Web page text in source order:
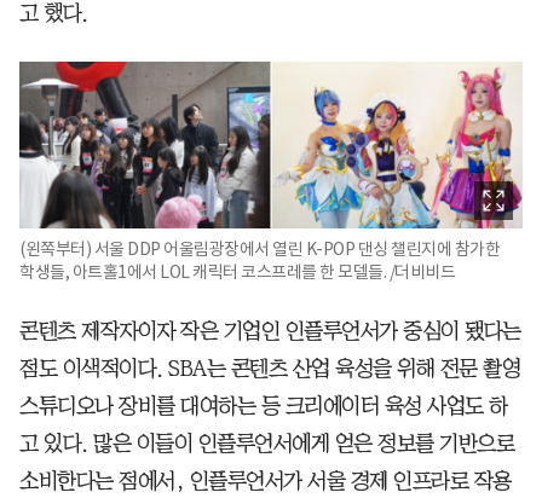
고 했다.
(왼쪽부터) 서울 DDP 어울림광장에서 열린 K-POP 댄싱 챌린지에 참가한
학생들, 아트홀1에서 LOL 캐릭터 코스프레를 한 모델들. /더비비드
콘텐츠 제작자이자 작은 기업인 인플루언서가 중심이 됐다는
점도 이색적이다. SBA는 콘텐츠 산업 육성을 위해 전문 촬영
스튜디오나 장비를 대여하는 등 크리에이터 육성 사업도 하
고 있다. 많은 이들이 인플루언서에게 얻은 정보를 기반으로
소비한다는 점에서, 인플루언서가 서울 경제 인프라로 작용